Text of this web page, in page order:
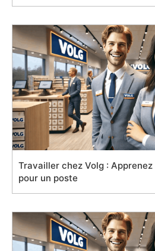
Travailler chez Volg :
pour un poste